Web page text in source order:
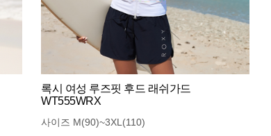
록시 여성 루즈핏 후드 래쉬가드
WT555WRX
사이즈 M(90)~3XL(110)